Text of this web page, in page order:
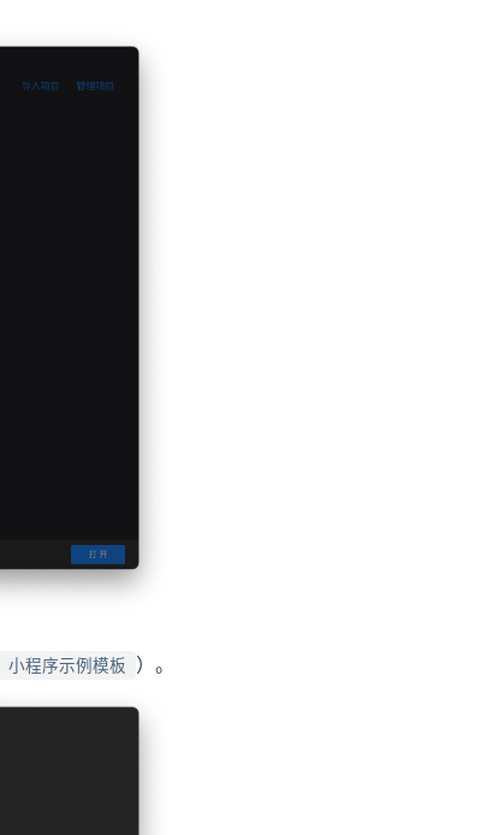
小程序示例模板 ）。